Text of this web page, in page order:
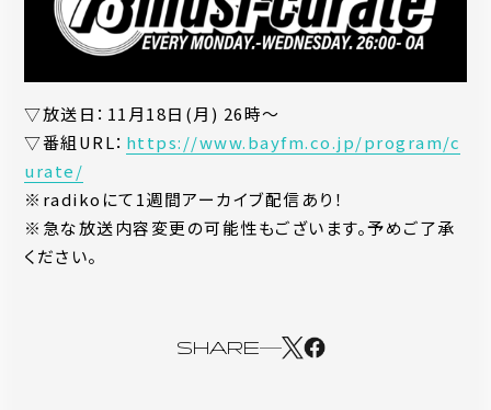
▽放送日：11月18日(月) 26時〜
▽番組URL： https://www.bayfm.co.jp/program/c
urate/
※radikoにて1週間アーカイブ配信あり！
※急な放送内容変更の可能性もございます。予めご了承
ください。
SHARE